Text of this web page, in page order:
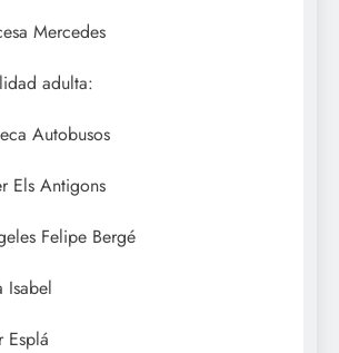
Mercedes
adulta:
Autobusos
Els Antigons
Felipe Bergé
Isabel
Esplá